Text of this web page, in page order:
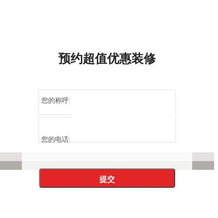
预约超值优惠装修
您的称呼:
您的电话: